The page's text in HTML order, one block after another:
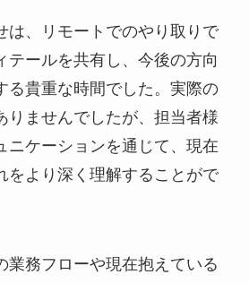
は、リモートでのやり取りで
テールを共有し、今後の方向
る貴重な時間でした。実際の
りませんでしたが、担当者様
ニケーションを通じて、現在
をより深く理解することがで
業務フローや現在抱えている